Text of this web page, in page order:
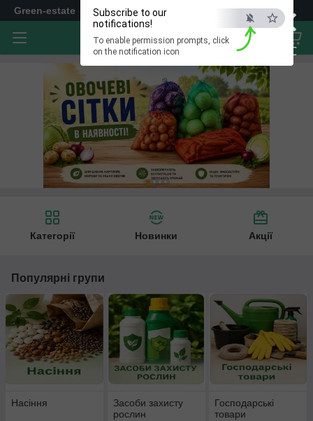
×
ESC
Subscribe to our
notifications!
To enable permission prompts, click
on the notification icon
Green-estate
Категорії Новинки Акції
Популярні групи
Насіння
Засоби захисту
рослин
Господарські
товари